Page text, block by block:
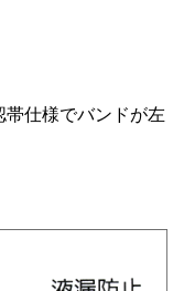
仕様でバンドが左